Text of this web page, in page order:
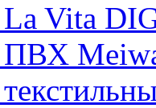
Vita